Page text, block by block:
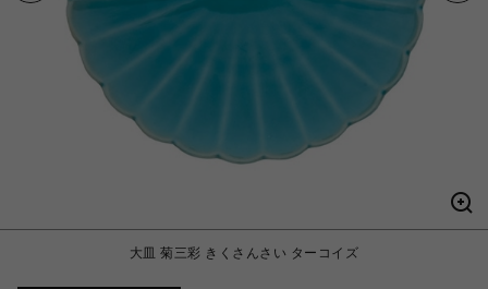
大皿 菊三彩 きくさんさい ターコイズ